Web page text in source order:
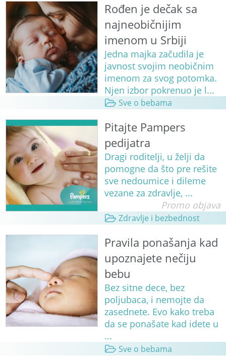
Rođen je dečak sa
najneobičnijim
imenom u Srbiji
Jedna majka začudila je
javnost svojim neobičnim
imenom za svog potomka.
Njen izbor pokrenuo je l...
Sve o bebama
Pitajte Pampers
pedijatra
Dragi roditelji, u želji da
pomogne da što pre rešite
sve nedoumice i dileme
vezane za zdravlje, ...
Promo objava
Zdravlje i bezbednost
Pravila ponašanja kad
upoznajete nečiju
bebu
Bez sitne dece, bez
poljubaca, i nemojte da
zasednete. Evo kako treba
da se ponašate kad idete u
...
Sve o bebama